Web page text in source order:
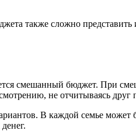
также сложно
смешанный бюджет. При
не отчитываясь
В каждой семье может